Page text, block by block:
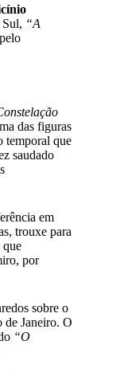
“A
das figuras
temporal que
saudado
em
trouxe para
que
por
sobre o
de Janeiro. O
“O